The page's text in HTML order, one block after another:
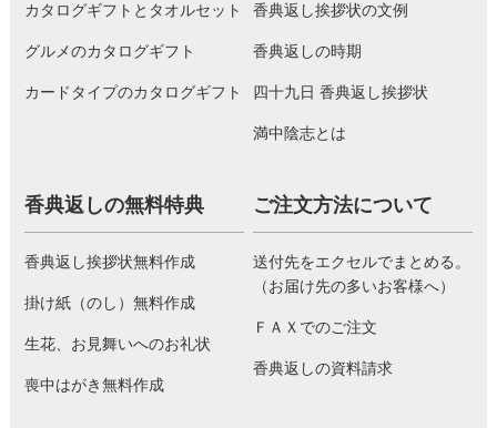
カタログギフトとタオルセット
グルメのカタログギフト
カードタイプのカタログギフト
香典返し挨拶状の文例
香典返しの時期
四十九日 香典返し挨拶状
満中陰志とは
香典返しの無料特典
香典返し挨拶状無料作成
掛け紙（のし）無料作成
生花、お見舞いへのお礼状
喪中はがき無料作成
ご注文方法について
送付先をエクセルでまとめる。
（お届け先の多いお客様へ）
ＦＡＸでのご注文
香典返しの資料請求